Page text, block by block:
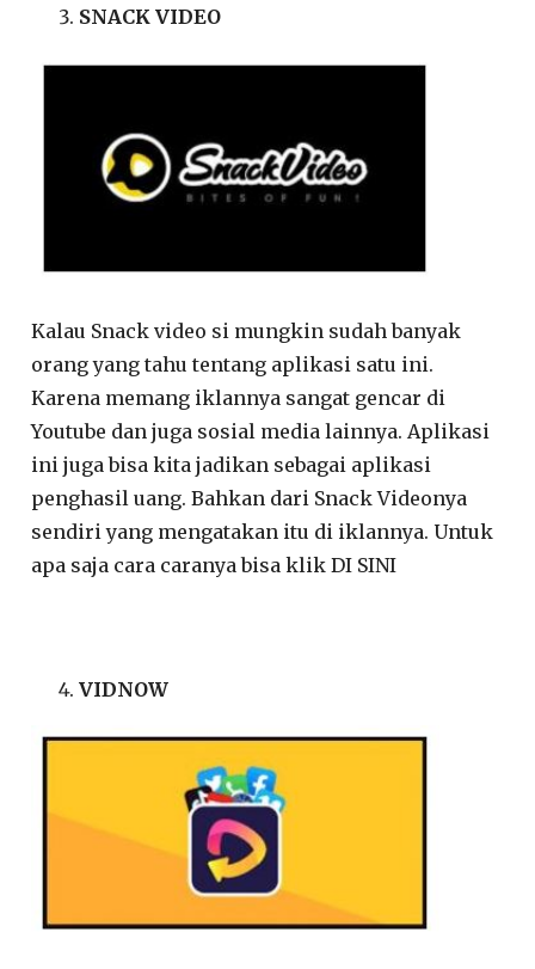
SNACK VIDEO
Kalau Snack video si mungkin sudah banyak
orang yang tahu tentang aplikasi satu ini.
Karena memang iklannya sangat gencar di
Youtube dan juga sosial media lainnya. Aplikasi
ini juga bisa kita jadikan sebagai aplikasi
penghasil uang. Bahkan dari Snack Videonya
sendiri yang mengatakan itu di iklannya. Untuk
apa saja cara caranya bisa klik DI SINI
VIDNOW